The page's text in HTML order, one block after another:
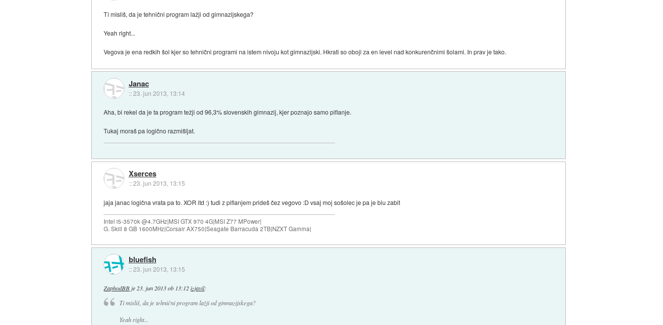
Ti misliš, da je tehnični program lažji od gimnazijskega?
Yeah right...
Vegova je ena redkih šol kjer so tehnični programi na istem nivoju kot gimnazijski. Hkrati so oboji za en level nad konkurenčnimi šolami. In prav je tako.
Janac
::23. jun 2013, 13:14
Aha, bi rekel da je ta program težji od 96,3% slovenskih gimnazij, kjer poznajo samo piflanje.
Tukaj moraš pa logično razmišljat.
Xserces
::23. jun 2013, 13:15
jaja janac logična vrata pa to. XOR itd :) tudi z piflanjem prideš čez vegovo :D vsaj moj sošolec je pa je biu zabit
Intel i5-3570k @4.7GHz|MSI GTX 970 4G|MSI Z77 MPower|
G. Skill 8 GB 1600MHz|Corsair AX750|Seagate Barracuda 2TB|NZXT Gamma|
bluefish
::23. jun 2013, 13:15
ZaphodBB je 23. jun 2013 ob 13:12 izjavil:
Ti misliš, da je tehnični program lažji od gimnazijskega?
Yeah right...